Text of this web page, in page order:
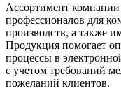
Ассортимент компании
профессионалов для
производств, а также
Продукция помогает
процессы в
с учетом требований
пожеланий клиентов.